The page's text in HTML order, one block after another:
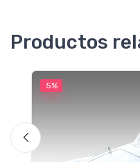
Productos
5%